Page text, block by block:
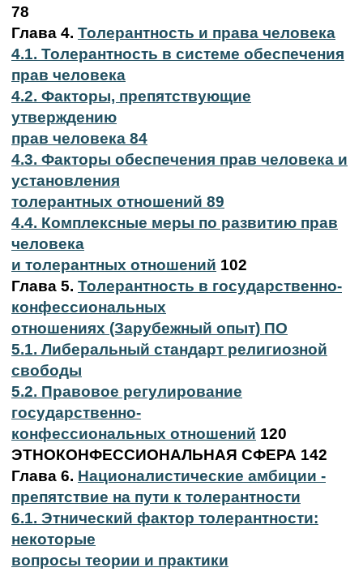
78
Глава 4. Толерантность и права человека
4.1. Толерантность в системе обеспечения
прав человека
4.2. Факторы, препятствующие
утверждению
прав человека 84
4.3. Факторы обеспечения прав человека и
установления
толерантных отношений 89
4.4. Комплексные меры по развитию прав
человека
и толерантных отношений 102
Глава 5. Толерантность в государственно-
конфессиональных
отношениях (Зарубежный опыт) ПО
5.1. Либеральный стандарт религиозной
свободы
5.2. Правовое регулирование
государственно-
конфессиональных отношений 120
ЭТНОКОНФЕССИОНАЛЬНАЯ СФЕРА 142
Глава 6. Националистические амбиции -
препятствие на пути к толерантности
6.1. Этнический фактор толерантности:
некоторые
вопросы теории и практики